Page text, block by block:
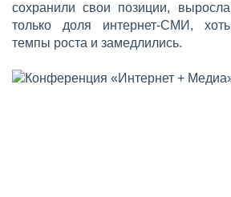
сохранили свои позиции, выросла
только доля интернет-СМИ, хоть
темпы роста и замедлились.